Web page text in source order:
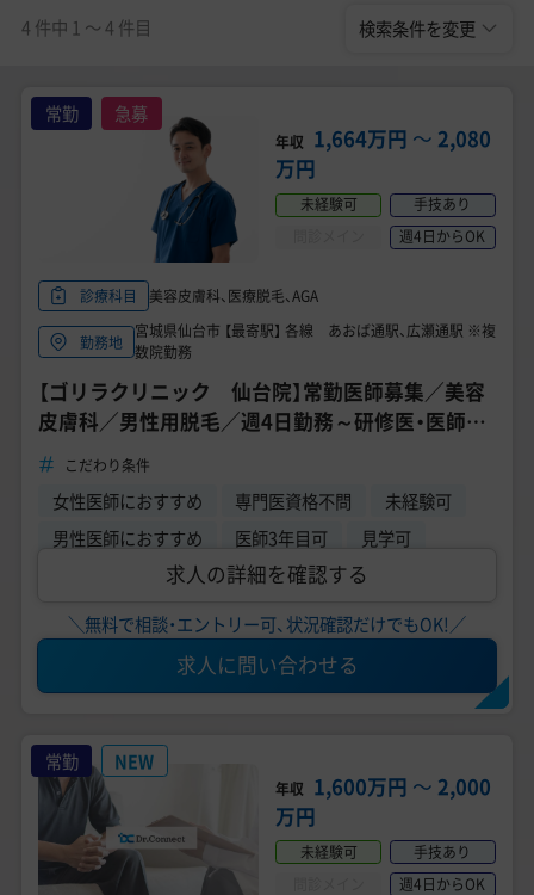
常勤求人一覧
美容医療医師の転職お役立ちコンテンツ
美容クリニック見学・研修情報
美容外科・美容皮膚科の医師転職体験談
美容クリニックインタビュー
美容医療の転職お役立ち記事
美容医療辞典
よくあるご質問
医師採用ご担当者様・その他問い合わせ
4 件中 1 〜 4 件目 検索条件を変更
常勤 急募
年収 1,664万円 〜 2,080
万円
未経験可
手技あり
週4日からOK
診療科目 美容皮膚科、医療脱毛、AGA
勤務地
宮城県仙台市 【最寄駅】 各線 あおば通駅、広瀬通駅 ※複
数院勤務
【ゴリラクリニック 仙台院】常勤医師募集／美容
皮膚科／男性用脱毛／週4日勤務～研修医・医師3
年目応募可能◎
こだわり条件
女性医師におすすめ 専門医資格不問
未経験可
男性医師におすすめ
医師3年目可 見学可
求人の詳細を確認する
＼無料で相談・エントリー可、状況確認だけでもOK!／
求人に問い合わせる
常勤 NEW
年収 1,600万円 〜 2,000
万円
未経験可
手技あり
週4日からOK